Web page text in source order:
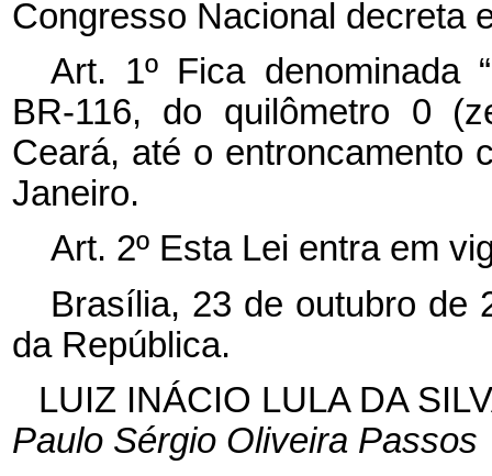
Congresso Nacional decreta
Art. 1º Fica denominada
BR-116, do quilômetro 0
Ceará, até o entroncamento
Janeiro.
Art. 2º Esta Lei entra em
Brasília, 23 de outubro de
da República.
LUIZ INÁCIO LULA DA
Paulo Sérgio Oliveira Passos